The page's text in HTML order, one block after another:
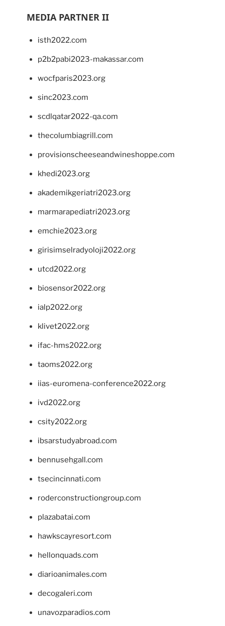
MEDIA PARTNER II
isth2022.com
p2b2pabi2023-makassar.com
wocfparis2023.org
sinc2023.com
scdlqatar2022-qa.com
thecolumbiagrill.com
provisionscheeseandwineshoppe.com
khedi2023.org
akademikgeriatri2023.org
marmarapediatri2023.org
emchie2023.org
girisimselradyoloji2022.org
utcd2022.org
biosensor2022.org
ialp2022.org
klivet2022.org
ifac-hms2022.org
taoms2022.org
iias-euromena-conference2022.org
ivd2022.org
csity2022.org
ibsarstudyabroad.com
bennusehgall.com
tsecincinnati.com
roderconstructiongroup.com
plazabatai.com
hawkscayresort.com
hellonquads.com
diarioanimales.com
decogaleri.com
unavozparadios.com